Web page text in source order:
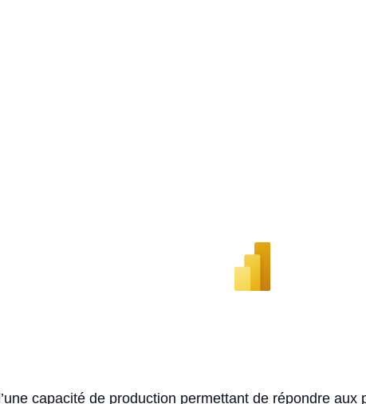
capacité de production permettant de répondre aux